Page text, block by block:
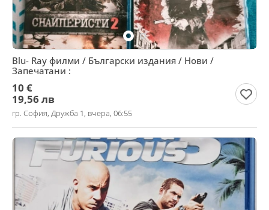
Blu- Ray филми / Български издания / Нови /
Запечатани :
10 €
19,56 лв
гр. София, Дружба 1, вчера, 06:55